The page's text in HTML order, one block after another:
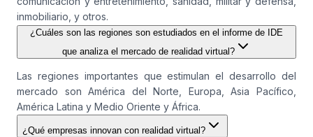
inmobiliario, y otros.
¿Cuáles son las regiones son estudiados en el informe de IDE
que analiza el mercado de realidad virtual?
Las regiones importantes que estimulan el desarrollo del
mercado son América del Norte, Europa, Asia Pacífico,
América Latina y Medio Oriente y África.
¿Qué empresas innovan con realidad virtual?